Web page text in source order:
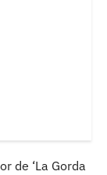
de ‘La Gorda